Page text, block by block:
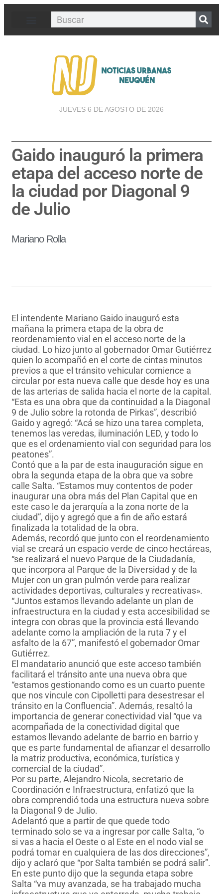
JUEVES 6 DE AGOSTO DE 2026
Gaido inauguró la primera
etapa del acceso norte de
la ciudad por Diagonal 9
de Julio
Mariano Rolla
El intendente Mariano Gaido inauguró esta
mañana la primera etapa de la obra de
reordenamiento vial en el acceso norte de la
ciudad. Lo hizo junto al gobernador Omar Gutiérrez
quien lo acompañó en el corte de cintas minutos
previos a que el tránsito vehicular comience a
circular por esta nueva calle que desde hoy es una
de las arterias de salida hacia el norte de la capital.
“Esta es una obra que da continuidad a la Diagonal
9 de Julio sobre la rotonda de Pirkas”, describió
Gaido y agregó: “Acá se hizo una tarea completa,
tenemos las veredas, iluminación LED, y todo lo
que es el ordenamiento vial con seguridad para los
peatones”.
Contó que a la par de esta inauguración sigue en
obra la segunda etapa de la obra que va sobre
calle Salta. “Estamos muy contentos de poder
inaugurar una obra más del Plan Capital que en
este caso le da jerarquía a la zona norte de la
ciudad”, dijo y agregó que a fin de año estará
finalizada la totalidad de la obra.
Además, recordó que junto con el reordenamiento
vial se creará un espacio verde de cinco hectáreas,
“se realizará el nuevo Parque de la Ciudadanía,
que incorpora al Parque de la Diversidad y de la
Mujer con un gran pulmón verde para realizar
actividades deportivas, culturales y recreativas».
“Juntos estamos llevando adelante un plan de
infraestructura en la ciudad y esta accesibilidad se
integra con obras que la provincia está llevando
adelante como la ampliación de la ruta 7 y el
asfalto de la 67”, manifestó el gobernador Omar
Gutiérrez.
El mandatario anunció que este acceso también
facilitará el tránsito ante una nueva obra que
“estamos gestionando como es un cuarto puente
que nos vincule con Cipolletti para desestresar el
tránsito en la Confluencia”. Además, resaltó la
importancia de generar conectividad vial “que va
acompañada de la conectividad digital que
estamos llevando adelante de barrio en barrio y
que es parte fundamental de afianzar el desarrollo
la matriz productiva, económica, turística y
comercial de la ciudad”.
Por su parte, Alejandro Nicola, secretario de
Coordinación e Infraestructura, enfatizó que la
obra comprendió toda una estructura nueva sobre
la Diagonal 9 de Julio.
Adelantó que a partir de que quede todo
terminado solo se va a ingresar por calle Salta, “o
si vas a hacia el Oeste o al Este en el nodo vial se
podrá tomar en cualquiera de las dos direcciones”,
dijo y aclaró que “por Salta también se podrá salir”.
En este punto dijo que la segunda etapa sobre
Salta “va muy avanzada, se ha trabajado mucha